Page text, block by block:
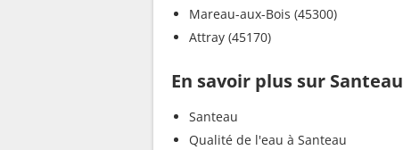
Mareau-aux-Bois (45300)
Attray (45170)
En savoir plus sur Santeau
Santeau
Qualité de l'eau à Santeau